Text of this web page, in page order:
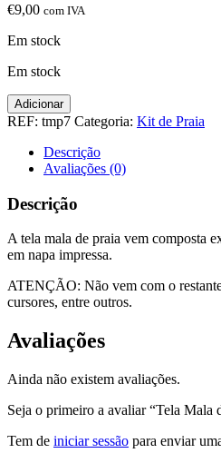
€9,00 com IVA
Em stock
Em stock
Quantidade
de
Mala
7
Adicionar
REF: tmp7 Categoria: Kit de Praia
Descrição
Avaliações (0)
Descrição
A tela mala de praia vem composta
em napa impressa.
ATENÇÃO: Não vem com o
cursores, entre outros.
Avaliações
Ainda não existem avaliações.
Seja o primeiro a avaliar “Tela Mala
Tem de iniciar sessão para enviar